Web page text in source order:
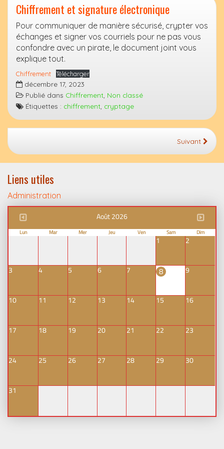
Chiffrement et signature électronique
Pour communiquer de manière sécurisé, crypter vos
échanges et signer vos courriels pour ne pas vous
confondre avec un pirate, le document joint vous
explique tout.
Chiffrement Télécharger
décembre 17, 2023
Publié dans Chiffrement Non classé
Étiquettes : chiffrement cryptage
Suivant
Liens utiles
Administration
Août 2026
Lun Mar Mer Jeu Ven Sam Dim
1 2
3 4 5 6 7 8 9
10 11 12 13 14 15 16
17 18 19 20 21 22 23
24 25 26 27 28 29 30
31